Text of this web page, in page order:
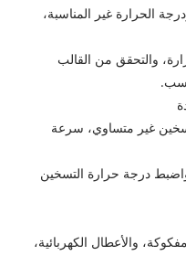
الحرارة غير المناسبة،
والتحقق من القالب
غير متساوي، سرعة
درجة حرارة التسخين
والأعطال الكهربائية،